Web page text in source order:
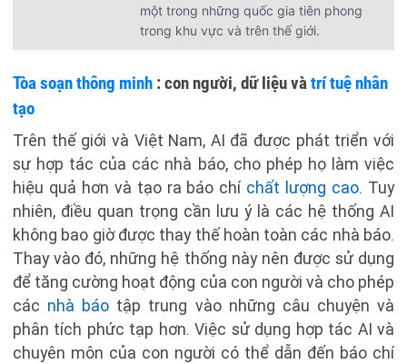
một trong những quốc gia tiên phong
trong khu vực và trên thế giới.
Tòa soạn thông minh : con người, dữ liệu vàtrí tuệ nhân
tạo
Trên thế giới và Việt Nam, AI đã được phát triển với
sự hợp tác của các nhà báo, cho phép họ làm việc
hiệu quả hơn và tạo ra báo chí chất lượng cao. Tuy
nhiên, điều quan trọng cần lưu ý là các hệ thống AI
không bao giờ được thay thế hoàn toàn các nhà báo.
Thay vào đó, những hệ thống này nên được sử dụng
để tăng cường hoạt động của con người và cho phép
các nhà báo tập trung vào những câu chuyện và
phân tích phức tạp hơn. Việc sử dụng hợp tác AI và
chuyên môn của con người có thể dẫn đến báo chí